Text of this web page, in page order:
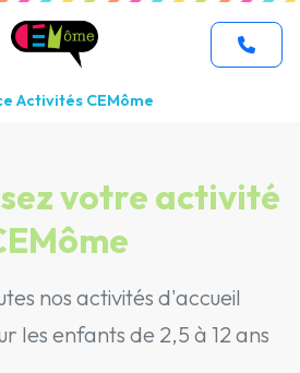
Activités CEMôme
votre activité
nos activités d'accueil
les enfants de 2,5 à 12 ans